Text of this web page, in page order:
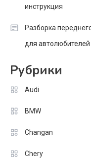
инструкция
Разборка
для автолюбителей
Рубрики
Audi
BMW
Changan
Chery